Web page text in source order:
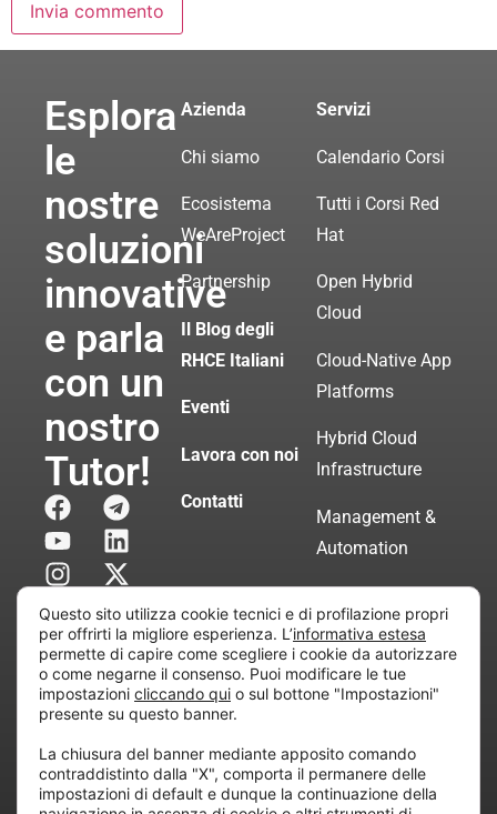
Esplora
le
nostre
soluzioni
innovative
e parla
con un
nostro
Tutor!
Azienda
Chi siamo
Ecosistema
WeAreProject
Partnership
Il Blog degli
RHCE Italiani
Eventi
Lavora con noi
Contatti
Servizi
Calendario Corsi
Tutti i Corsi Red
Hat
Open Hybrid
Cloud
Cloud-Native App
Platforms
Hybrid Cloud
Infrastructure
Management &
Automation
Servizi di
Consulenza
Certificata
all’attività di direzione e coordinamento di “Project
Informatica”
Questo sito utilizza cookie tecnici e di profilazione propri
per offrirti la migliore esperienza. L’informativa estesa
permette di capire come scegliere i cookie da autorizzare
o come negarne il consenso. Puoi modificare le tue
impostazioni cliccando qui o sul bottone "Impostazioni"
presente su questo banner.
La chiusura del banner mediante apposito comando
contraddistinto dalla "X", comporta il permanere delle
impostazioni di default e dunque la continuazione della